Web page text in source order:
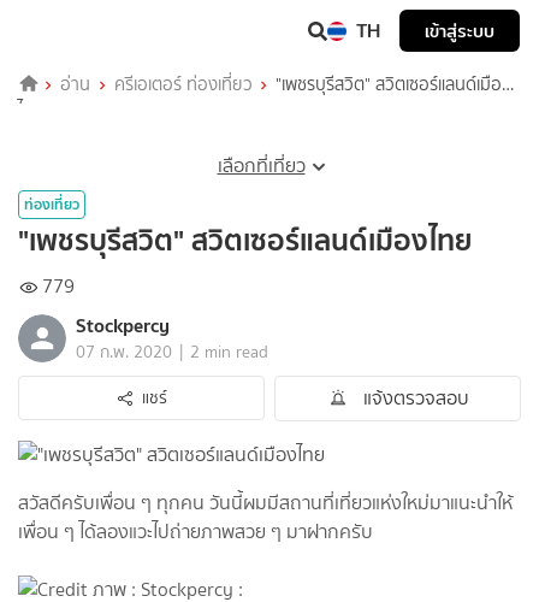
TH เข้าสู่ระบบ
อ่าน ครีเอเตอร์ ท่องเที่ยว
"เพชรบุรีสวิต" สวิตเซอร์แลนด์เมือง
ไทย
เลือกที่เที่ยว
ท่องเที่ยว
"เพชรบุรีสวิต" สวิตเซอร์แลนด์เมืองไทย
779
Stockpercy
07 ก.พ. 2020 | 2 min read
แชร์
แจ้งตรวจสอบ
สวัสดีครับเพื่อน ๆ ทุกคน วันนี้ผมมีสถานที่เที่ยวแห่งใหม่มาแนะนำให้
เพื่อน ๆ ได้ลองแวะไปถ่ายภาพสวย ๆ มาฝากครับ